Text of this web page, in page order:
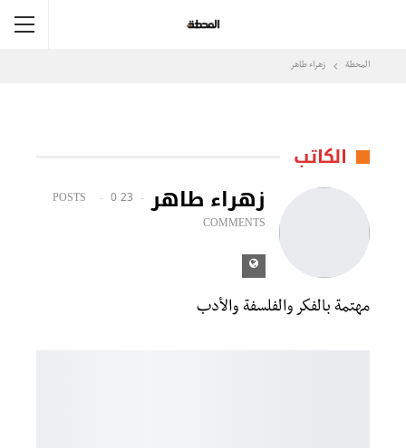
المحطة زهراء طاهر
الكاتب
زهراء طاهر 23 POSTS
0
COMMENTS
مهتمة بالفكر والفلسفة والأدب